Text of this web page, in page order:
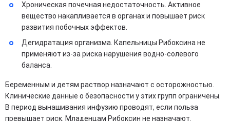
Хроническая почечная недостаточность. Активное
вещество накапливается в органах и повышает риск
развития побочных эффектов.
Дегидратация организма. Капельницы Рибоксина не
применяют из-за риска нарушения водно-солевого
баланса.
Беременным и детям раствор назначают с осторожностью.
Клинические данные о безопасности у этих групп ограничены.
В период вынашивания инфузию проводят, если польза
превышает риск. Младенцам Рибоксин не назначают.